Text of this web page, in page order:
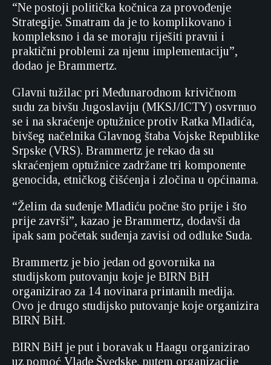
“Ne postoji politička kočnica za provođenje
Strategije. Smatram da je to komplikovano i
kompleksno i da se moraju riješiti pravni i
praktični problemi za njenu implementaciju”,
dodao je Brammertz.
Glavni tužilac pri Međunarodnom krivičnom
sudu za bivšu Jugoslaviju (MKSJ/ICTY) osvrnuo
se i na skraćenje optužnice protiv Ratka Mladića,
bivšeg načelnika Glavnog štaba Vojske Republike
Srpske (VRS). Brammertz je rekao da su
skraćenjem optužnice zadržane tri komponente
genocida, etničkog čišćenja i zločina u općinama.
“Želim da suđenje Mladiću počne što prije i što
prije završi”, kazao je Brammertz, dodavši da
ipak sam početak suđenja zavisi od odluke Suda.
Brammertz je bio jedan od govornika na
studijskom putovanju koje je BIRN BiH
organizirao za 14 novinara printanih medija.
Ovo je drugo studijsko putovanje koje organizira
BIRN BiH.
BIRN BiH je put i boravak u Haagu organizirao
uz pomoć Vlade Švedske, putem organizacije